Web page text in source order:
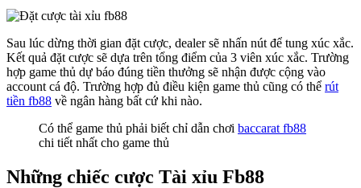
Sau lúc dừng thời gian đặt cược, dealer sẽ nhấn nút để tung xúc xắc.
Kết quả đặt cược sẽ dựa trên tổng điểm của 3 viên xúc xắc. Trường
hợp game thủ dự báo đúng tiền thưởng sẽ nhận được cộng vào
account cá độ. Trường hợp đủ điều kiện game thủ cũng có thể rút
tiền fb88 về ngân hàng bất cứ khi nào.
Có thể game thủ phải biết chỉ dẫn chơi baccarat fb88
chi tiết nhất cho game thủ
Những chiếc cược Tài xỉu Fb88